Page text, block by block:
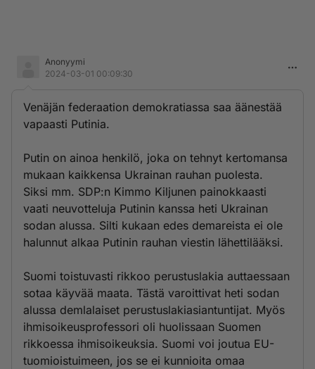
Anonyymi
2024-03-01 00:09:30
Venäjän federaation demokratiassa saa äänestää
vapaasti Putinia.
Putin on ainoa henkilö, joka on tehnyt kertomansa
mukaan kaikkensa Ukrainan rauhan puolesta.
Siksi mm. SDP:n Kimmo Kiljunen painokkaasti
vaati neuvotteluja Putinin kanssa heti Ukrainan
sodan alussa. Silti kukaan edes demareista ei ole
halunnut alkaa Putinin rauhan viestin lähettilääksi.
Suomi toistuvasti rikkoo perustuslakia auttaessaan
sotaa käyvää maata. Tästä varoittivat heti sodan
alussa demlalaiset perustuslakiasiantuntijat. Myös
ihmisoikeusprofessori oli huolissaan Suomen
rikkoessa ihmisoikeuksia. Suomi voi joutua EU-
tuomioistuimeen, jos se ei kunnioita omaa